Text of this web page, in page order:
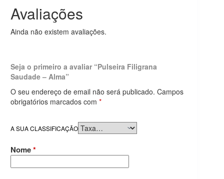
Avaliações
Ainda não existem avaliações.
Seja o primeiro a avaliar “Pulseira Filigrana
Saudade – Alma”
O seu endereço de email não será publicado. Campos
obrigatórios marcados com *
A SUA CLASSIFICAÇÃO
Nome*